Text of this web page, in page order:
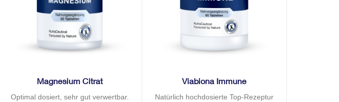
Magnesium Citrat
Optimal dosiert, sehr gut verwertbar.
Viabiona Immune
Natürlich hochdosierte Top-Rezeptur